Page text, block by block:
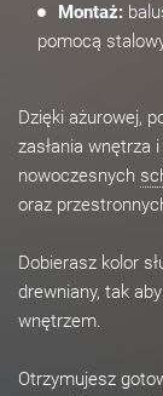
Montaż:
pomocą
Dzięki ażurowej,
zasłania wnętrza
nowoczesnych
oraz
Dobierasz kolor
drewniany, tak
wnętrzem.
Otrzymujesz